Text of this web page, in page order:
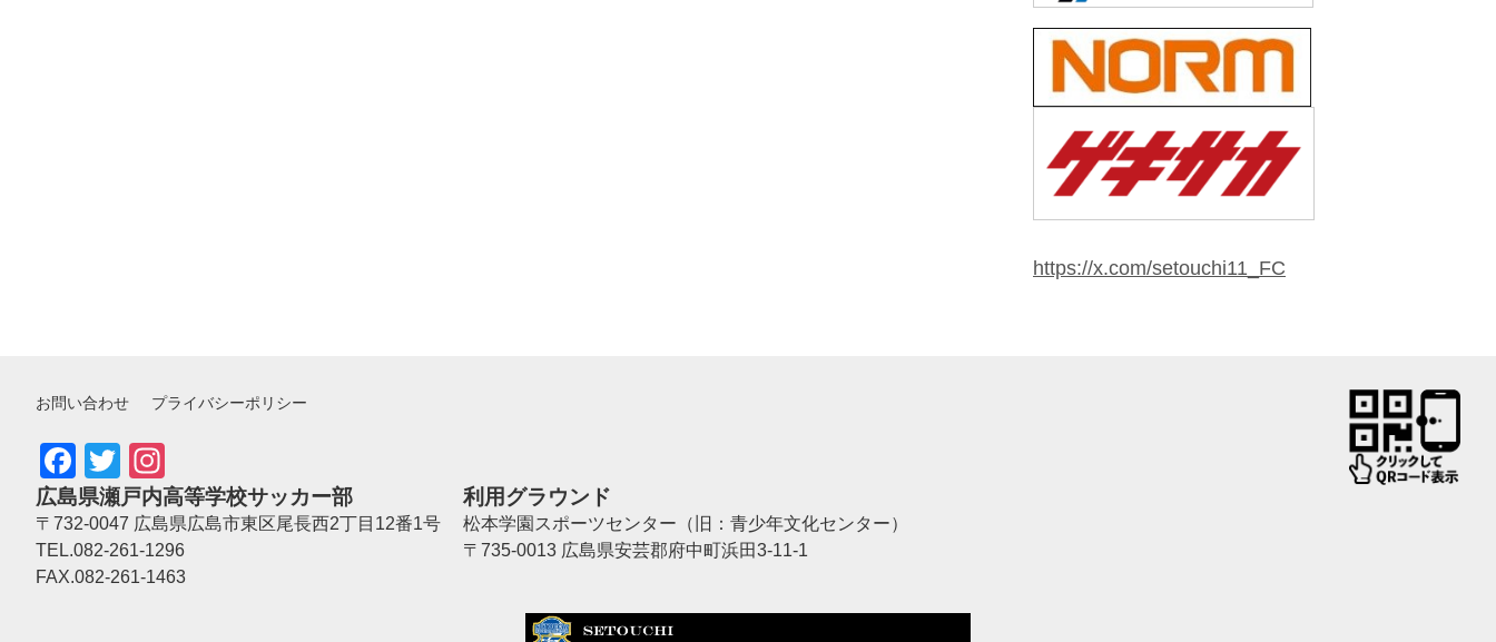
https://x.com/setouchi11_FC
お問い合わせ プライバシーポリシー
Facebook
Twitter
広島県瀬戸内高等学校サッカー部
〒732-0047 広島県広島市東区尾長西2丁目12番1号
TEL.082-261-1296
FAX.082-261-1463
利用グラウンド
松本学園スポーツセンター（旧：青少年文化センター）
〒735-0013 広島県安芸郡府中町浜田3-11-1